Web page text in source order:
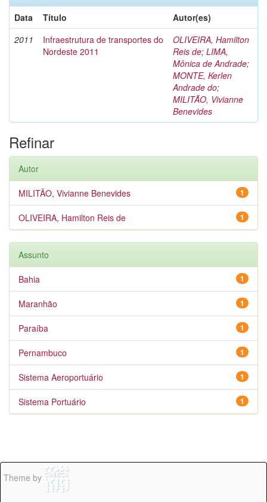
Data
Título
Autor(es)
2011
Infraestrutura de transportes do
Nordeste 2011
OLIVEIRA, Hamilton
Reis de; LIMA,
Mônica de Andrade;
MONTE, Kerlen
Andrade do;
MILITÃO, Vivianne
Benevides
Refinar
Autor
1
MILITÃO, Vivianne Benevides
1
OLIVEIRA, Hamilton Reis de
Assunto
1
Bahia
1
Maranhão
1
Paraíba
1
Pernambuco
1
Sistema Aeroportuário
1
Sistema Portuário
Theme by